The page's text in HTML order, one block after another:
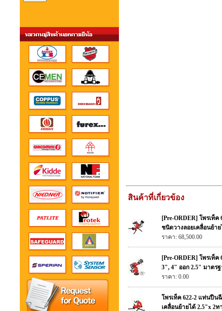
สินค้าที่เกี่ยวข้อง
[Pre-ORDER] โพรเท็
ชนิดวางลอยเคลื่อนย้า
ราคา: 68,500.00
[Pre-ORDER] โพรเท็
3", 4" ออก 2.5" มาตร
ราคา: 0.00
โพรเท็ค 622-2 แท่นปืน
เคลื่อนย้ายได้ 2.5"x 2ท